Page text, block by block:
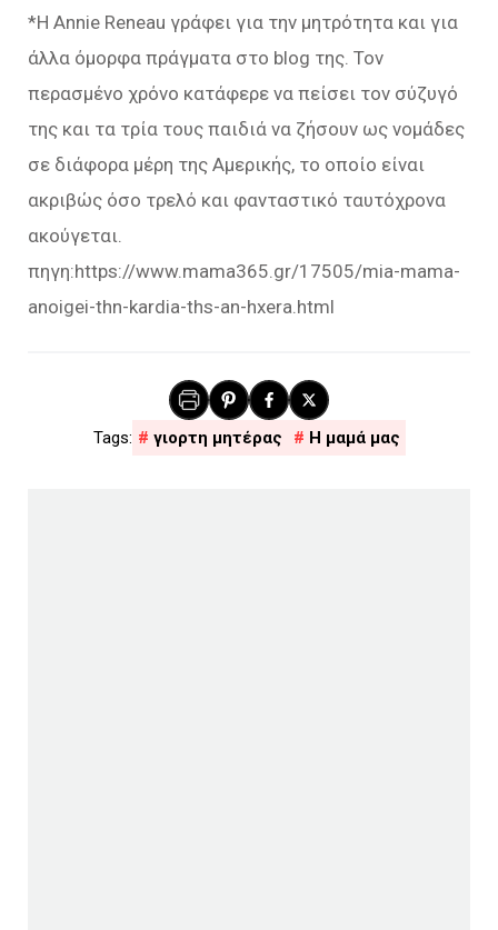
*Η Annie Reneau γράφει για την μητρότητα και για
άλλα όμορφα πράγματα στο blog της. Τον
περασμένο χρόνο κατάφερε να πείσει τον σύζυγό
της και τα τρία τους παιδιά να ζήσουν ως νομάδες
σε διάφορα μέρη της Αμερικής, το οποίο είναι
ακριβώς όσο τρελό και φανταστικό ταυτόχρονα
ακούγεται.
πηγη:https://www.mama365.gr/17505/mia-mama-
anoigei-thn-kardia-ths-an-hxera.html
γιορτη μητέρας Η μαμά μας